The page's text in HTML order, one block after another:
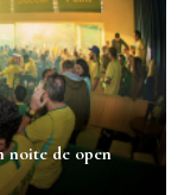
noite de open